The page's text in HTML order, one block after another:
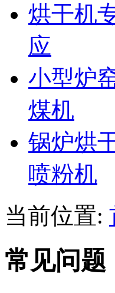
烘干机
应
小型炉
煤机
锅炉烘
喷粉机
当前位置:
常见问题